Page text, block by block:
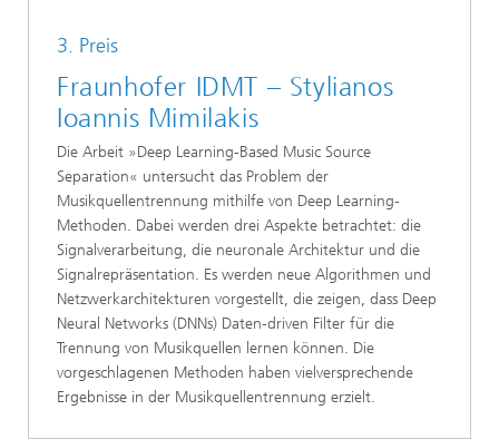
3. Preis
Fraunhofer IDMT – Stylianos
Ioannis Mimilakis
Die Arbeit »Deep Learning-Based Music Source
Separation« untersucht das Problem der
Musikquellentrennung mithilfe von Deep Learning-
Methoden. Dabei werden drei Aspekte betrachtet: die
Signalverarbeitung, die neuronale Architektur und die
Signalrepräsentation. Es werden neue Algorithmen und
Netzwerkarchitekturen vorgestellt, die zeigen, dass Deep
Neural Networks (DNNs) Daten-driven Filter für die
Trennung von Musikquellen lernen können. Die
vorgeschlagenen Methoden haben vielversprechende
Ergebnisse in der Musikquellentrennung erzielt.